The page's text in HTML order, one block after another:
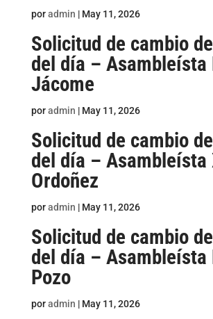
poradmin | May 11, 2026
Solicitud de cambio
del día – Asambleísta
Jácome
poradmin | May 11, 2026
Solicitud de cambio
del día – Asambleísta
Ordoñez
poradmin | May 11, 2026
Solicitud de cambio
del día – Asambleísta
Pozo
poradmin | May 11, 2026